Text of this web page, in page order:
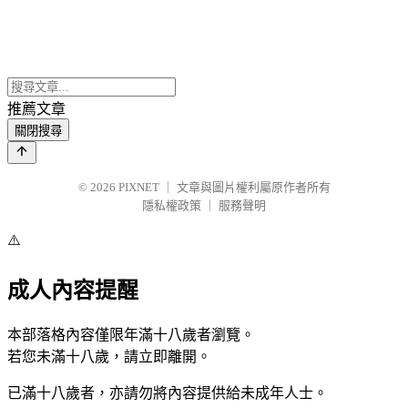
推薦文章
關閉搜尋
© 2026 PIXNET
文章與圖片權利屬原作者所有
隱私權政策
服務聲明
⚠️
成人內容提醒
本部落格內容僅限年滿十八歲者瀏覽。
若您未滿十八歲，請立即離開。
已滿十八歲者，亦請勿將內容提供給未成年人士。